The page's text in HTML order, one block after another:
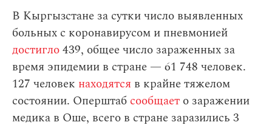
В Кыргызстане за сутки число выявленных
больных с коронавирусом и пневмонией
достигло439, общее число зараженных за
время эпидемии в стране — 61 748 человек.
127 человек находятся в крайне тяжелом
состоянии. Оперштаб сообщает о заражении
медика в Оше, всего в стране заразились 3